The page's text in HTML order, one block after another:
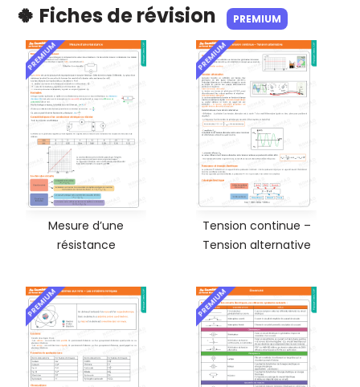
🍀 Fiches de révision PREMIUM
PREMIUM
Mesure d’une
résistance
PREMIUM
Tension continue –
Tension alternative
PREMIUM PREMIUM